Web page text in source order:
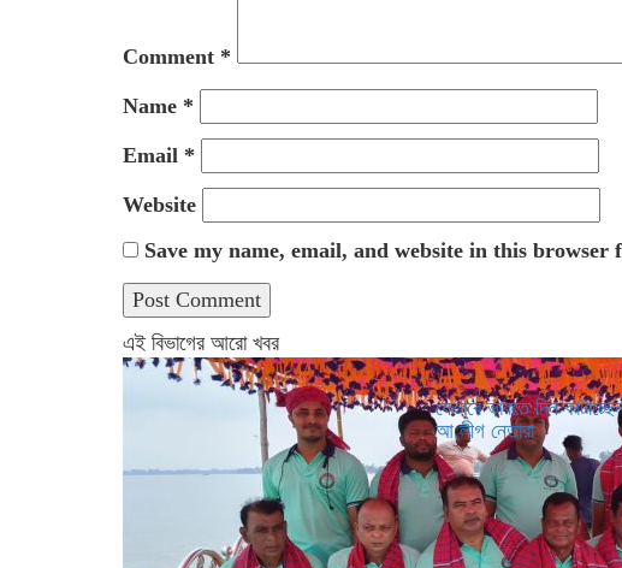
Comment *
Name *
Email *
Website
Save my name, email, and website in this
এই বিভাগের আরো খবর
যেভাবে ভারতে দিন
আ.লীগ নেতারা